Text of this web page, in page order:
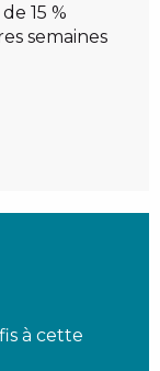
15 %
semaines
à cette